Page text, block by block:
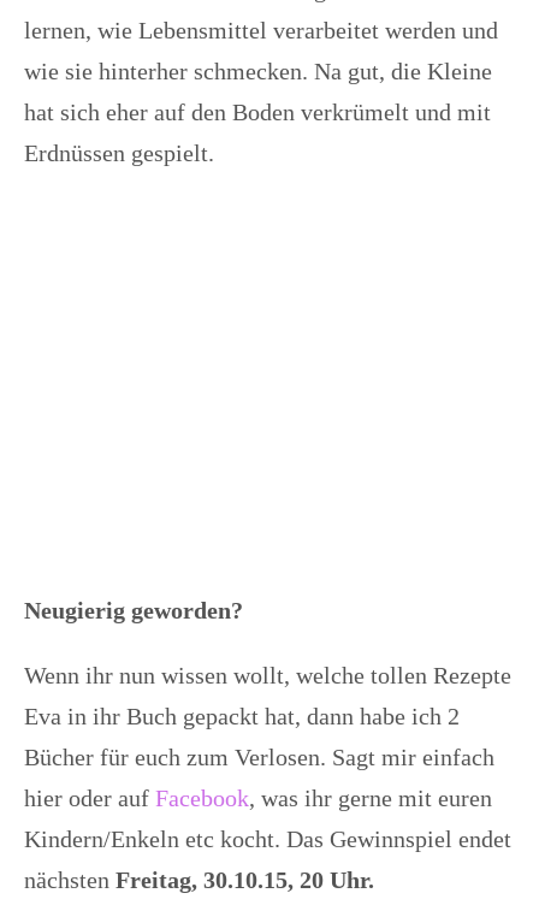
lernen, wie Lebensmittel verarbeitet werden und
wie sie hinterher schmecken. Na gut, die Kleine
hat sich eher auf den Boden verkrümelt und mit
Erdnüssen gespielt.
Neugierig geworden?
Wenn ihr nun wissen wollt, welche tollen Rezepte
Eva in ihr Buch gepackt hat, dann habe ich 2
Bücher für euch zum Verlosen. Sagt mir einfach
hier oder auf Facebook, was ihr gerne mit euren
Kindern/Enkeln etc kocht. Das Gewinnspiel endet
nächsten Freitag, 30.10.15, 20 Uhr.